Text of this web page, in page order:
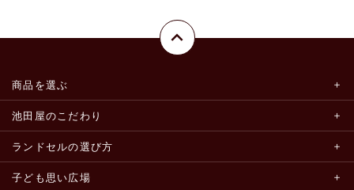
商品を選ぶ
池田屋のこだわり
ランドセルの選び方
子ども思い広場